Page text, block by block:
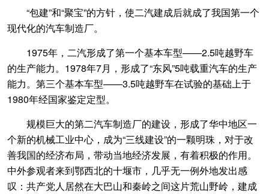
“包建”和“聚宝”的方针，使二汽建成后就成了我国第一个
现代化的汽车制造厂。
1975年，二汽形成了第一个基本车型——2.5吨越野车
的生产能力。1978年7月，形成了“东风”5吨载重汽车的生产
能力。第三个基本车型——3.5吨越野车在试验的基础上于
1980年经国家鉴定定型。
规模巨大的第二汽车制造厂的建设，形成了华中地区一
个新的机械工业中心，成为“三线建设”的一颗明珠，对于改
善我国的经济布局，带动当地经济发展，有着积极的作用。
中外参观者来到鄂西北的十堰市，几乎无一例外地发出感
叹：共产党人居然在大巴山和秦岭之间这片荒山野岭，建成